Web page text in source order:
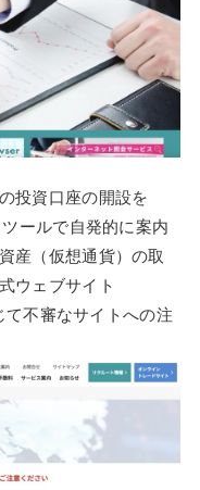
投資口座の開設を
ールで自発的に案内
産（仮想通貨）の取
ウェブサイト
て不審なサイトへの注